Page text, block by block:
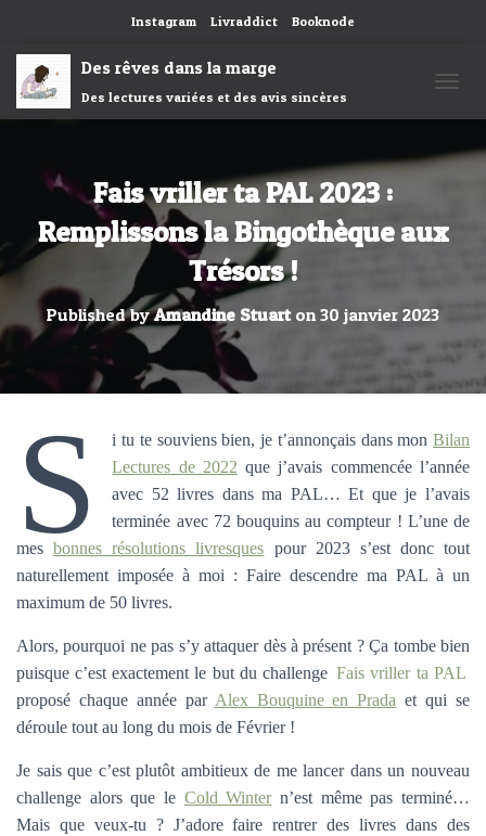
Instagram Livraddict Booknode
Des rêves dans la marge
Des lectures variées et des avis sincères
Fais vriller ta PAL 2023 :
Remplissons la Bingothèque aux
Trésors !
Published byAmandine Stuarton 30 janvier 2023
S i tu te souviens bien, je t’annonçais dans mon Bilan
Lectures de 2022 que j’avais commencée l’année
avec 52 livres dans ma PAL… Et que je l’avais
terminée avec 72 bouquins au compteur ! L’une de
mesbonnes résolutions livresques pour 2023 s’est donc tout
naturellement imposée à moi : Faire descendre ma PAL à un
maximum de 50 livres.
Alors, pourquoi ne pas s’y attaquer dès à présent ? Ça tombe bien
puisque c’est exactement le but du challenge Fais vriller ta PAL
proposé chaque année par Alex Bouquine en Prada et qui se
déroule tout au long du mois de Février !
Je sais que c’est plutôt ambitieux de me lancer dans un nouveau
challenge alors que le Cold Wintern’est même pas terminé…
Mais que veux-tu ? J’adore faire rentrer des livres dans des